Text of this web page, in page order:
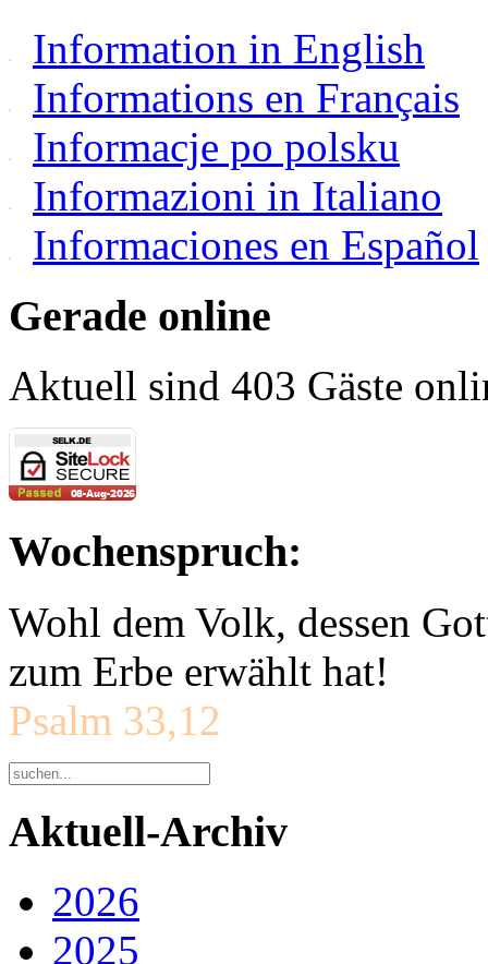
Information in English
Informations en Français
Informacje po polsku
Informazioni in Italiano
Informaciones en Español
Gerade online
Aktuell sind 403 Gäste
Wochenspruch:
Wohl dem Volk, dessen
zum Erbe erwählt hat!
Psalm 33,12
Aktuell-Archiv
2026
2025